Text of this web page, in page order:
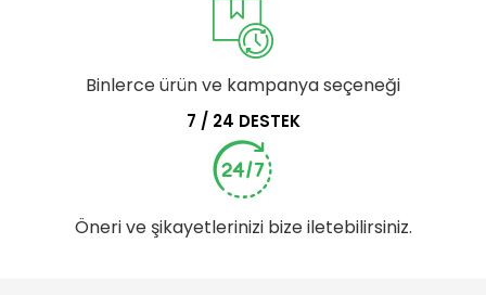
Binlerce ürün ve kampanya seçeneği
7 / 24 DESTEK
Öneri ve şikayetlerinizi bize iletebilirsiniz.